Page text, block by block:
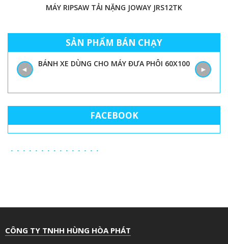
MÁY RIPSAW TẢI NẶNG JOWAY JRS12TK
SẢN PHẨM BÁN CHẠY
BÁNH XE DÙNG CHO MÁY ĐƯA PHÔI 60X100
◄ ►
FACEBOOK
CÔNG TY TNHH HÙNG HÒA PHÁT